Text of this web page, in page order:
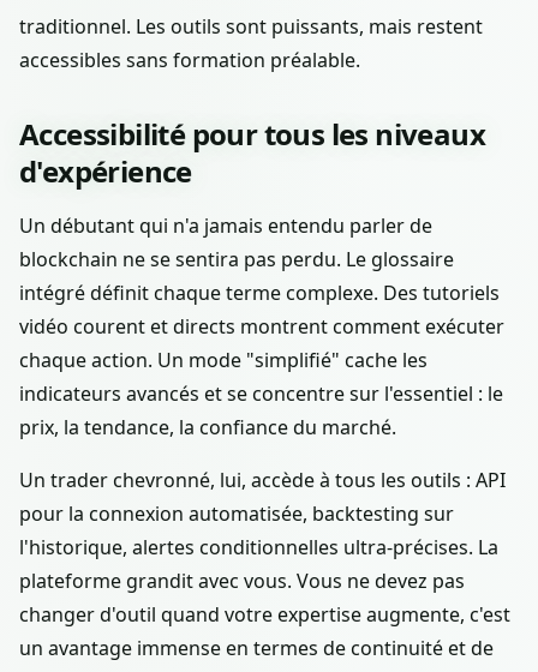
traditionnel. Les outils sont puissants, mais restent
accessibles sans formation préalable.
Accessibilité pour tous les niveaux
d'expérience
Un débutant qui n'a jamais entendu parler de
blockchain ne se sentira pas perdu. Le glossaire
intégré définit chaque terme complexe. Des tutoriels
vidéo courent et directs montrent comment exécuter
chaque action. Un mode "simplifié" cache les
indicateurs avancés et se concentre sur l'essentiel : le
prix, la tendance, la confiance du marché.
Un trader chevronné, lui, accède à tous les outils : API
pour la connexion automatisée, backtesting sur
l'historique, alertes conditionnelles ultra-précises. La
plateforme grandit avec vous. Vous ne devez pas
changer d'outil quand votre expertise augmente, c'est
un avantage immense en termes de continuité et de